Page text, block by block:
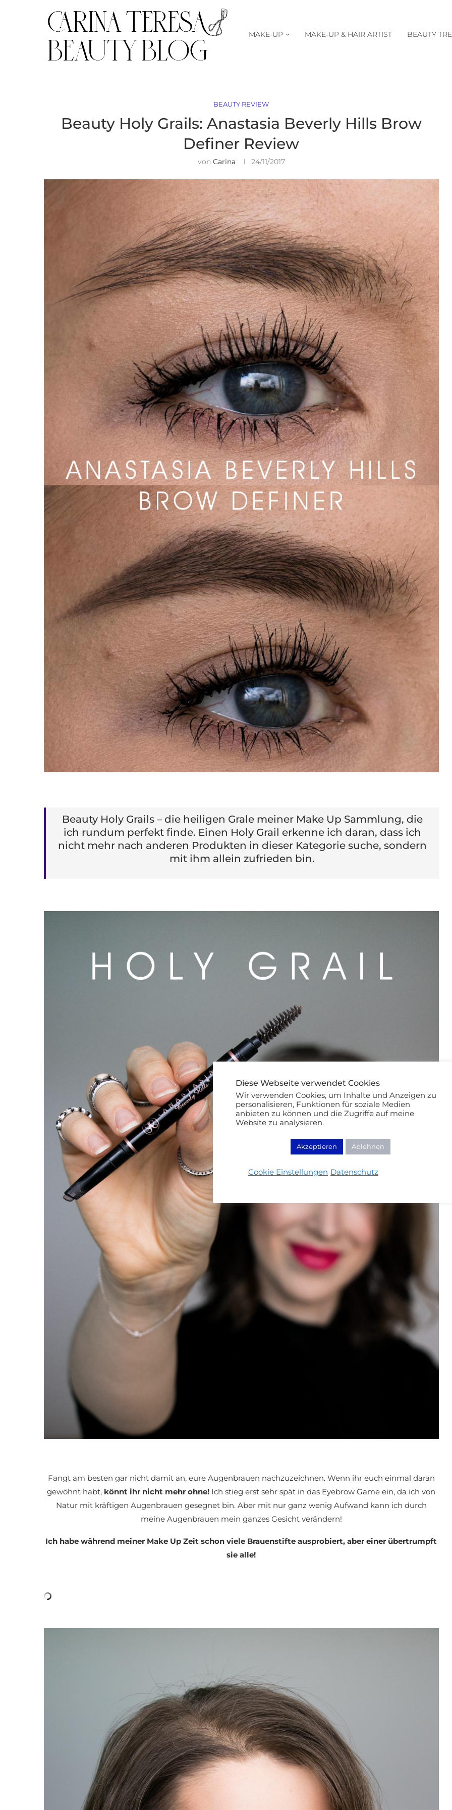
MAKE-UP MAKE-UP & HAIR ARTIST BEAUTY
BEAUTY REVIEW
Beauty Holy Grails: Anastasia Beverly Hills Brow
Definer Review
von Carina 24/11/2017
Beauty Holy Grails – die heiligen Grale meiner Make Up Sammlung, die
ich rundum perfekt finde. Einen Holy Grail erkenne ich daran, dass ich
nicht mehr nach anderen Produkten in dieser Kategorie suche, sondern
mit ihm allein zufrieden bin.
Fangt am besten gar nicht damit an, eure Augenbrauen nachzuzeichnen. Wenn ihr euch einmal daran
gewöhnt habt, könnt ihr nicht mehr ohne! Ich stieg erst sehr spät in das Eyebrow Game ein, da ich von
Natur mit kräftigen Augenbrauen gesegnet bin. Aber mit nur ganz wenig Aufwand kann ich durch
meine Augenbrauen mein ganzes Gesicht verändern!
Ich habe während meiner Make Up Zeit schon viele Brauenstifte ausprobiert, aber einer übertrumpft
sie alle!
Diese Webseite verwendet Cookies
Wir verwenden Cookies, um Inhalte und Anzeigen zu
personalisieren, Funktionen für soziale Medien
anbieten zu können und die Zugriffe auf meine
Website zu analysieren.
Akzeptieren Ablehnen
Cookie Einstellungen Datenschutz